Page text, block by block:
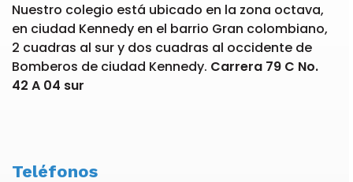
Nuestro colegio está ubicado en la zona octava,
en ciudad Kennedy en el barrio Gran colombiano,
2 cuadras al sur y dos cuadras al occidente de
Bomberos de ciudad Kennedy. Carrera 79 C No.
42 A 04 sur
Teléfonos